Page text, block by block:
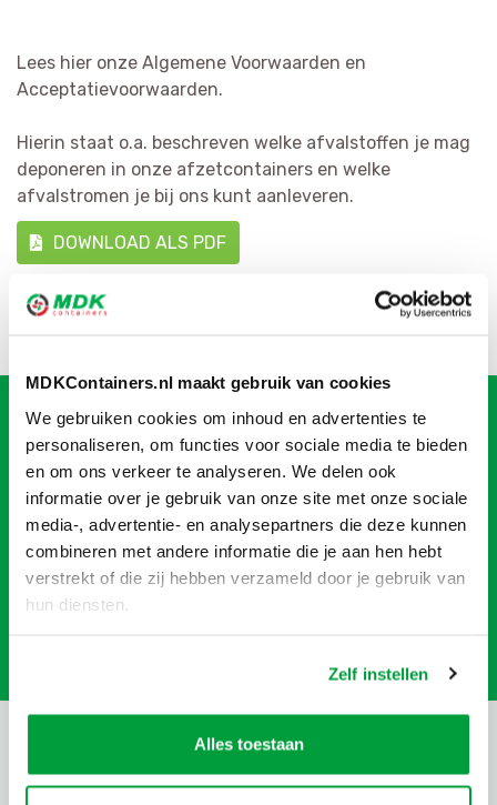
MDKContainers.nl maakt gebruik van cookies
We gebruiken cookies om inhoud en advertenties te
personaliseren, om functies voor sociale media te bieden
en om ons verkeer te analyseren. We delen ook
informatie over je gebruik van onze site met onze sociale
media-, advertentie- en analysepartners die deze kunnen
combineren met andere informatie die je aan hen hebt
verstrekt of die zij hebben verzameld door je gebruik van
hun diensten.
Zelf instellen
Alles toestaan
Lees hier onze Algemene Voorwaarden en
Acceptatievoorwaarden.
Hierin staat o.a. beschreven welke afvalstoffen je mag
deponeren in onze afzetcontainers en welke
afvalstromen je bij ons kunt aanleveren.
DOWNLOAD ALS PDF
Containerbestellenbij
MDK
Heb je een afvalcontainer nodig voor je verbouwing of
project? Een afvalcontainer huren doe je makkelijk en
snel via MDK Containers.